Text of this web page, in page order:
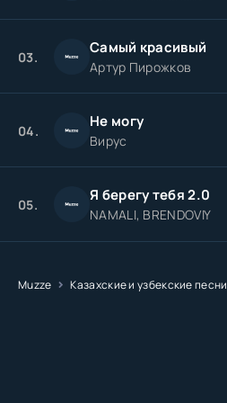
03. Самый красивый
Артур Пирожков
04. Не могу
Вирус
05. Я берегу тебя 2.0
NAMALI, BRENDOVIY
Muzze Казахские и узбекские песни